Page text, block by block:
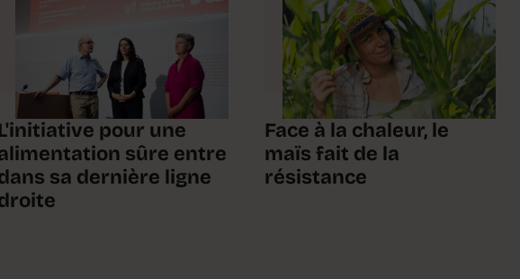
L'initiative pour une
sûre entre
sa dernière ligne
Face à la chaleur, le
maïs fait de la
résistance